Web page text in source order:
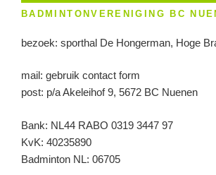
BADMINTONVERENIGING BC
bezoek: sporthal De Hongerman, Hoge
mail: gebruik contact form
post: p/a Akeleihof 9, 5672 BC Nuenen
Bank: NL44 RABO 0319 3447 97
KvK: 40235890
Badminton NL: 06705